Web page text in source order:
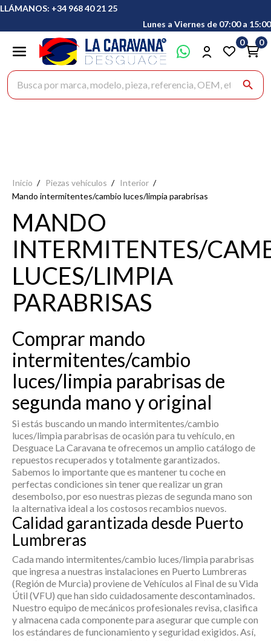
LLÁMANOS: +34 968 40 21 25
Lunes a Viernes de 07:00 a 15:00
Buscar productos
search
0 0
Inicio Piezas vehículos
Interior
Mando intermitentes/cambio luces/limpia parabrisas
MANDO
INTERMITENTES/
LUCES/LIMPIA
PARABRISAS
Comprar mando
intermitentes/cambio
luces/limpia parabrisas de
segunda mano y original
Si estás buscando un mando intermitentes/cambio
luces/limpia parabrisas de ocasión para tu vehículo, en
Desguace La Caravana te ofrecemos un amplio catálogo de
repuestos recuperados y totalmente garantizados.
Sabemos lo importante que es mantener tu coche en
perfectas condiciones sin tener que realizar un gran
desembolso, por eso nuestras piezas de segunda mano son
la alternativa ideal a los costosos recambios nuevos.
Calidad garantizada desde Puerto
Lumbreras
Cada mando intermitentes/cambio luces/limpia parabrisas
que ingresa a nuestras instalaciones en Puerto Lumbreras
(Región de Murcia) proviene de Vehículos al Final de su Vida
Útil (VFU) que han sido cuidadosamente descontaminados.
Nuestro equipo de mecánicos profesionales revisa, clasifica
y almacena cada componente para asegurar que cumple con
los estándares de funcionamiento y seguridad exigidos. Así,